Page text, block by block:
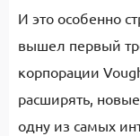
И это особенно
вышел первый
корпорации
расширять,
одну из самых